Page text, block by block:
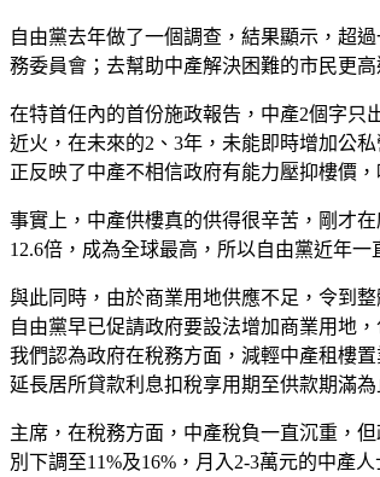
自由黨去年做了一個調查，結果顯示，超
務委員會；去幫助中產解決困難的市民更
在特首任內的首份施政報告，中產2個字只
近火，在未來的2、3年，未能即時增加公
正反映了中產不相信政府有能力壓抑樓價
事實上，中產供樓真的供得很辛苦，剛才
12.6倍，成為全球最高，所以自由黨近年
與此同時，由於商業用地供應不足，令到
自由黨早已促請政府要設法增加商業用地
我們認為政府在稅務方面，減輕中產租樓
延長居所貸款利息扣稅享用期至供款期滿
主席，在稅務方面，中產稅負一直沉重，
別下調至11%及16%，月入2-3萬元的中產